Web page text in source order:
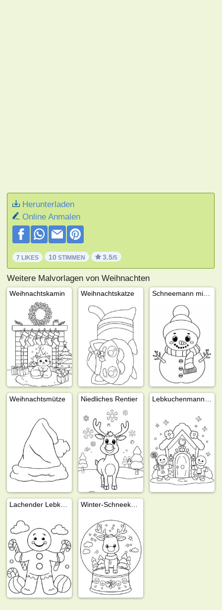
Herunterladen
Online Anmalen
7 LIKES 10 STIMMEN 3.5/5
Weitere Malvorlagen von Weihnachten
Weihnachtskamin Weihnachtskatze
Weihnachtsmütze Niedliches Rentier